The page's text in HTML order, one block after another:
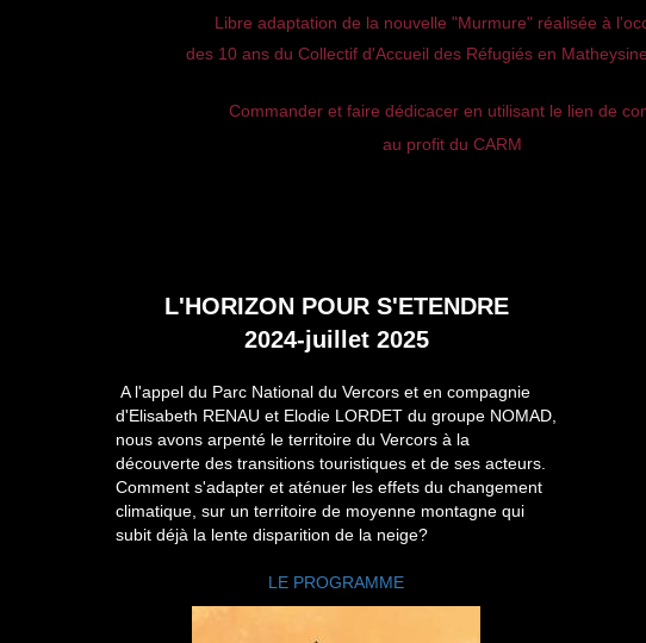
Libre adaptation de la nouvelle "Murmure" réalisée à
des 10 ans du Collectif d'Accueil des Réfugiés en
Commander et faire dédicacer en utilisant le lien de
au profit du CARM
L'HORIZON POUR S'ETENDRE
2024-juillet 2025
A l'appel du Parc National du Vercors et en compagnie
d'Elisabeth RENAU et Elodie LORDET du groupe NOMAD,
nous avons arpenté le territoire du Vercors à la
découverte des transitions touristiques et de ses acteurs.
Comment s'adapter et aténuer les effets du changement
climatique, sur un territoire de moyenne montagne qui
subit déjà la lente disparition de la neige?
LE PROGRAMME